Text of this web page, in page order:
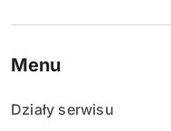
Menu
Działy serwisu